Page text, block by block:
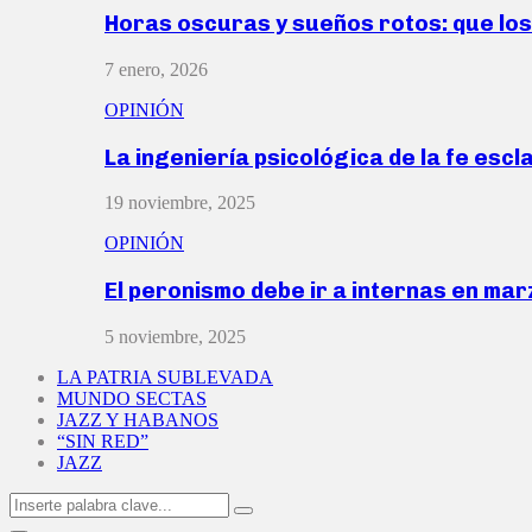
Horas oscuras y sueños rotos: que
7 enero, 2026
OPINIÓN
La ingeniería psicológica de la fe
19 noviembre, 2025
OPINIÓN
El peronismo debe ir a internas en
5 noviembre, 2025
LA PATRIA SUBLEVADA
MUNDO SECTAS
JAZZ Y HABANOS
“SIN RED”
JAZZ
Search
for:
Search